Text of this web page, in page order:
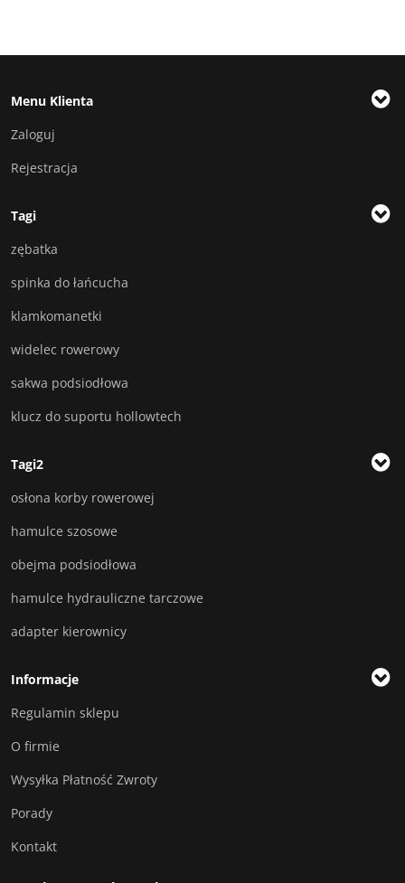
Menu Klienta
Zaloguj
Rejestracja
Tagi
zębatka
spinka do łańcucha
klamkomanetki
widelec rowerowy
sakwa podsiodłowa
klucz do suportu hollowtech
Tagi2
osłona korby rowerowej
hamulce szosowe
obejma podsiodłowa
hamulce hydrauliczne tarczowe
adapter kierownicy
Informacje
Regulamin sklepu
O firmie
Wysyłka Płatność Zwroty
Porady
Kontakt